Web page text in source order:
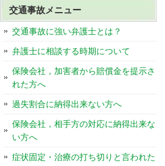
交通事故メニュー
交通事故に強い弁護士とは？
弁護士に相談する時期について
保険会社，加害者から賠償金を提示さ
れた方へ
過失割合に納得出来ない方へ
保険会社，相手方の対応に納得出来な
い方へ
症状固定・治療の打ち切りと言われた